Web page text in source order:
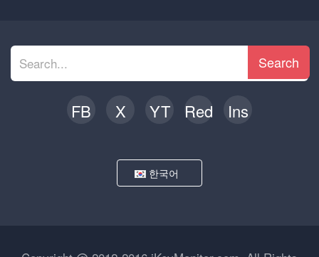
Search
FB X YT Red Ins
한국어